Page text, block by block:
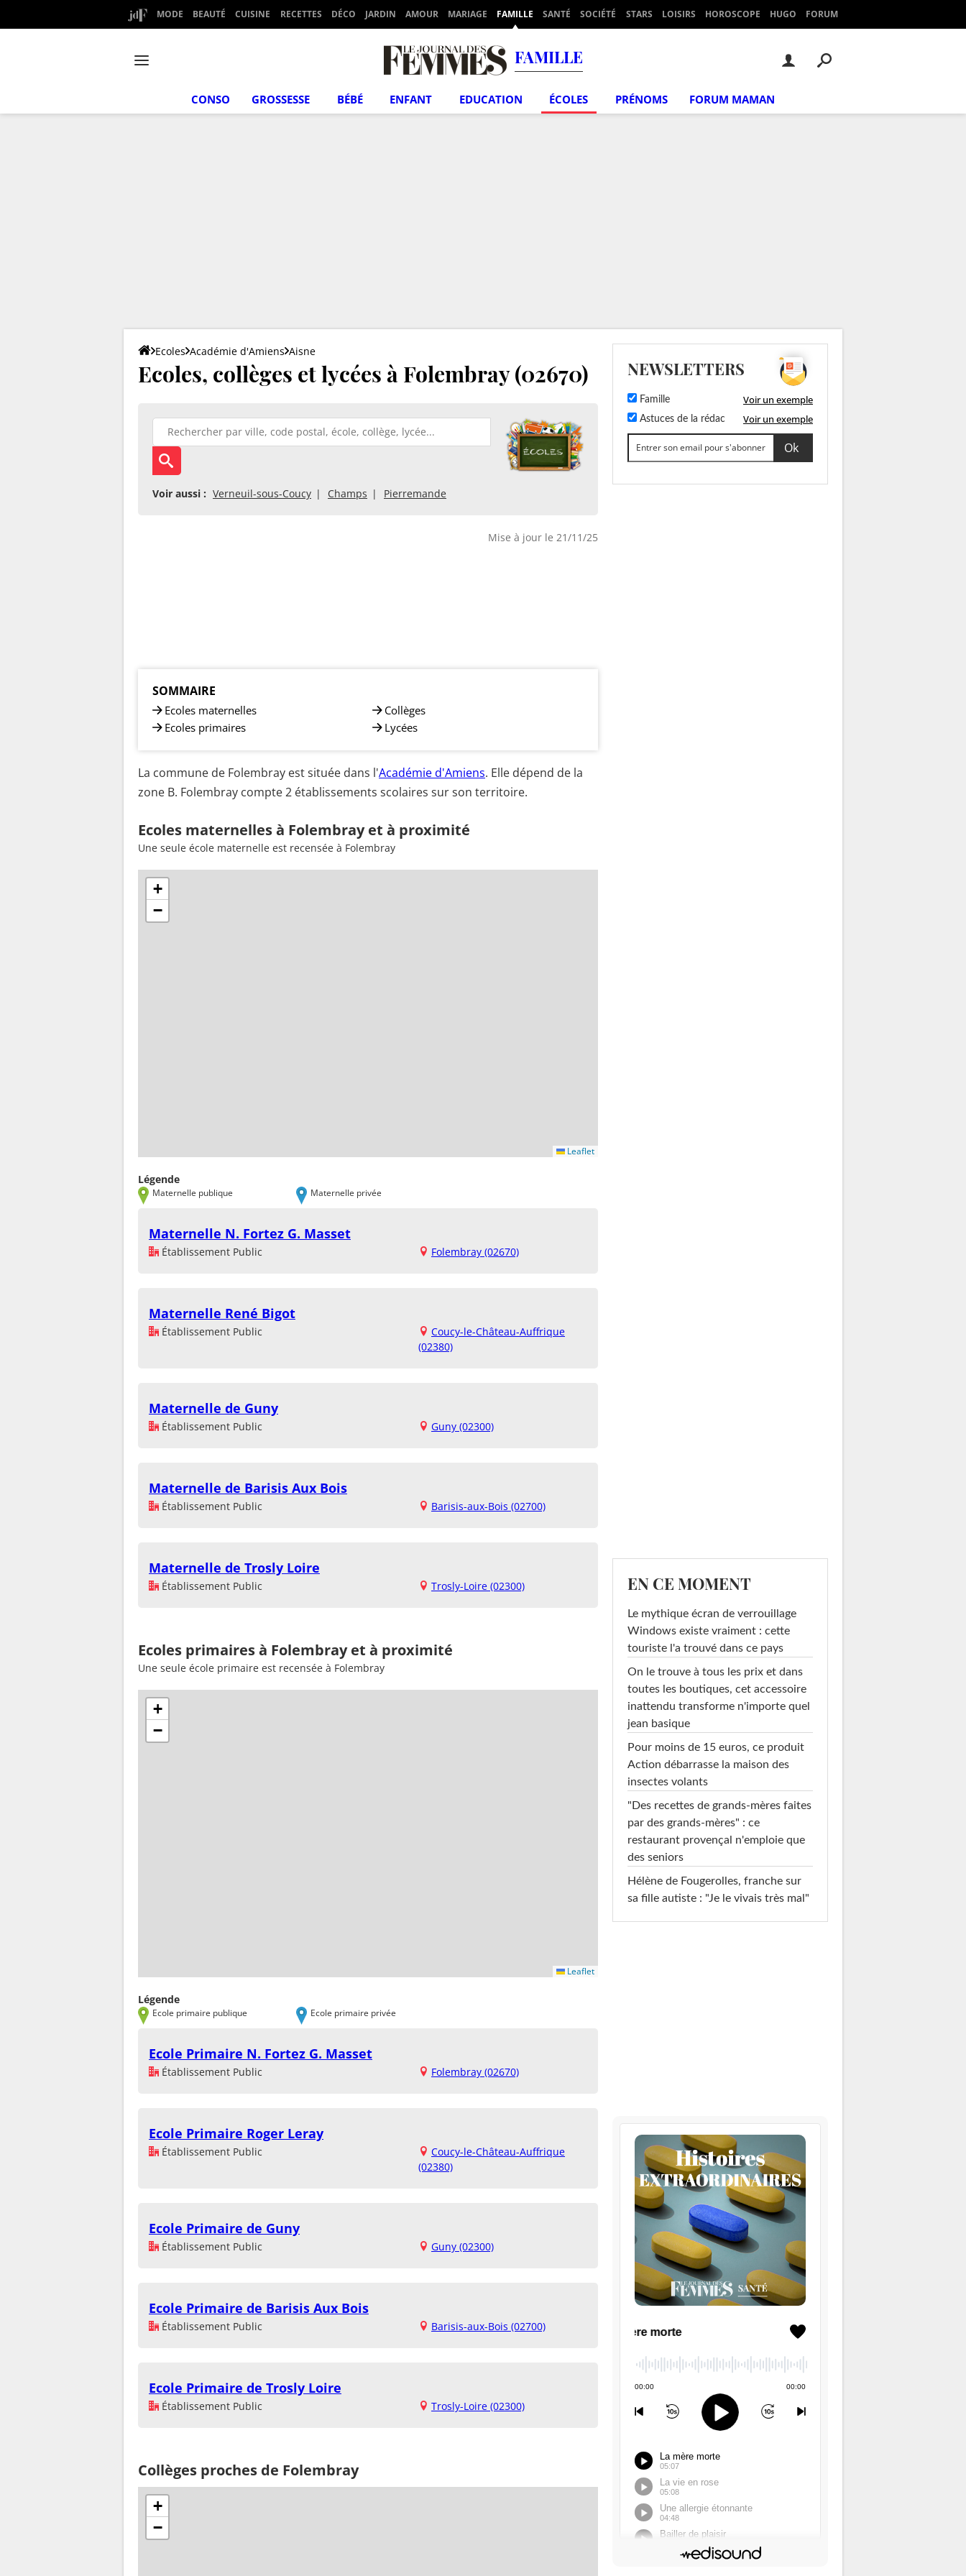
MODE BEAUTÉ CUISINE RECETTES DÉCO JARDIN AMOUR MARIAGE FAMILLE SANTÉ SOCIÉTÉ STARS LOISIRS HOROSCOPE HUGO FORUM
FAMILLE
CONSO GROSSESSE BÉBÉ ENFANT EDUCATION ÉCOLES PRÉNOMS FORUM MAMAN
Ecoles Académie d'Amiens Aisne
Ecoles, collèges et lycées à Folembray (02670)
Voir aussi : Verneuil-sous-Coucy Champs Pierremande
Mise à jour le 21/11/25
SOMMAIRE
Ecoles maternelles
Ecoles primaires
Collèges
Lycées
La commune de Folembray est située dans l'Académie d'Amiens. Elle dépend de la
zone B. Folembray compte 2 établissements scolaires sur son territoire.
Ecoles maternelles à Folembray et à proximité
Une seule école maternelle est recensée à Folembray
+
−
Leaflet
Légende
Maternelle publique Maternelle privée
Maternelle N. Fortez G. Masset
Établissement Public Folembray (02670)
Maternelle René Bigot
Établissement Public
Coucy-le-Château-Auffrique
(02380)
Maternelle de Guny
Établissement Public Guny (02300)
Maternelle de Barisis Aux Bois
Établissement Public Barisis-aux-Bois (02700)
Maternelle de Trosly Loire
Établissement Public Trosly-Loire (02300)
Ecoles primaires à Folembray et à proximité
Une seule école primaire est recensée à Folembray
+
−
Leaflet
Légende
Ecole primaire publique Ecole primaire privée
Ecole Primaire N. Fortez G. Masset
Établissement Public Folembray (02670)
Ecole Primaire Roger Leray
Établissement Public
Coucy-le-Château-Auffrique
(02380)
Ecole Primaire de Guny
Établissement Public Guny (02300)
Ecole Primaire de Barisis Aux Bois
Établissement Public Barisis-aux-Bois (02700)
Ecole Primaire de Trosly Loire
Établissement Public Trosly-Loire (02300)
Collèges proches de Folembray
+
−
NEWSLETTERS
Famille Voir un exemple
Astuces de la rédac Voir un exemple
EN CE MOMENT
Le mythique écran de verrouillage
Windows existe vraiment : cette
touriste l'a trouvé dans ce pays
On le trouve à tous les prix et dans
toutes les boutiques, cet accessoire
inattendu transforme n'importe quel
jean basique
Pour moins de 15 euros, ce produit
Action débarrasse la maison des
insectes volants
"Des recettes de grands-mères faites
par des grands-mères" : ce
restaurant provençal n'emploie que
des seniors
Hélène de Fougerolles, franche sur
sa fille autiste : "Je le vivais très mal"